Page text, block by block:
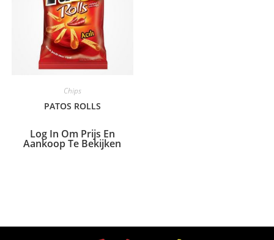
Chips
PATOS ROLLS
Log In Om Prijs En
Aankoop Te Bekijken